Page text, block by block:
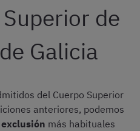
de
Galicia
del Cuerpo Superior
anteriores, podemos
más habituales